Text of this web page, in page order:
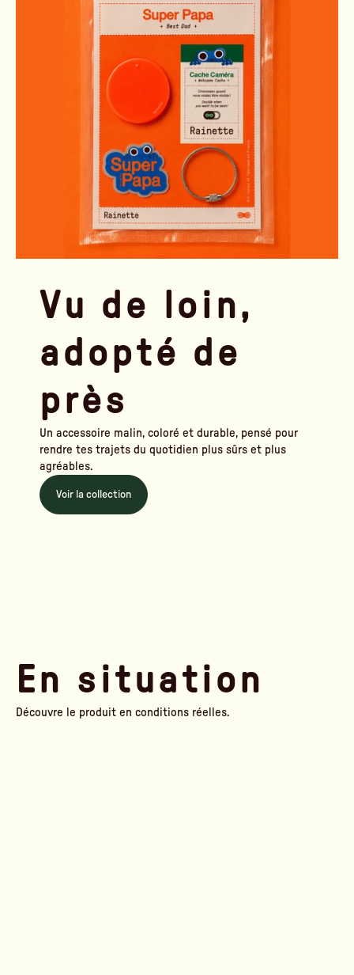
Vu de loin,
adopté de
près
Un accessoire malin, coloré et durable, pensé pour
rendre tes trajets du quotidien plus sûrs et plus
agréables.
Voir la collection
En situation
Découvre le produit en conditions réelles.